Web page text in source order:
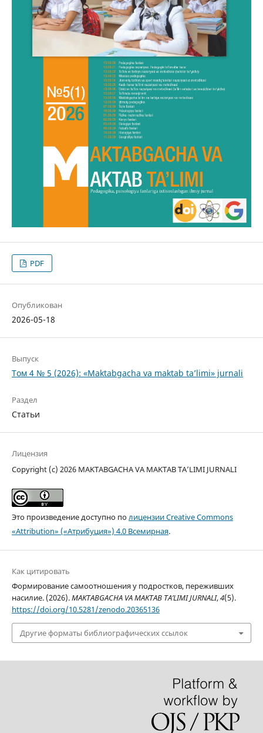
PDF
Опубликован
2026-05-18
Выпуск
Том 4 № 5 (2026): «Maktabgacha va maktab ta’limi» jurnali
Раздел
Статьи
Лицензия
Copyright (c) 2026 MAKTABGACHA VA MAKTAB TA’LIMI JURNALI
Это произведение доступно по лицензии Creative Commons
«Attribution» («Атрибуция») 4.0 Всемирная.
Как цитировать
Формирование самоотношения у подростков, переживших
насилие. (2026).MAKTABGACHA VA MAKTAB TA’LIMI JURNALI,4(5).
https://doi.org/10.5281/zenodo.20365136
Другие форматы библиографических ссылок